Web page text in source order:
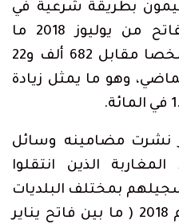
بطريقة شرعية في
إسبانيا بلغ إلى غاية الفاتح من يوليوز 2018 ما
مجموعه 692 ألف و379 شخصا مقابل 682 ألف و22
وهو ما يمثل زيادة
نشرت مضامينه وسائل
الذين انتقلوا
بمختلف البلديات
خلال النصف الأول من عام 2018 ( ما بين فاتح يناير